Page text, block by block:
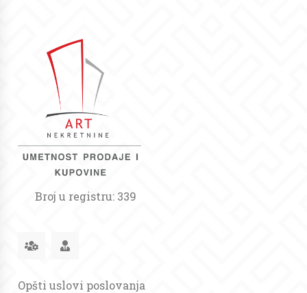
Broj u registru: 339
Opšti uslovi poslovanja